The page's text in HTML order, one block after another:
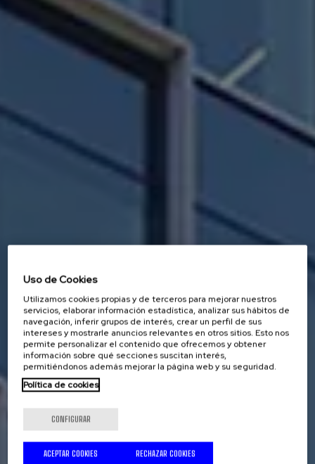
Uso de Cookies
Utilizamos cookies propias y de terceros para mejorar nuestros
servicios, elaborar información estadística, analizar sus hábitos de
navegación, inferir grupos de interés, crear un perfil de sus
intereses y mostrarle anuncios relevantes en otros sitios. Esto nos
permite personalizar el contenido que ofrecemos y obtener
información sobre qué secciones suscitan interés,
permitiéndonos además mejorar la página web y su seguridad.
Política de cookies
CONFIGURAR
RECHAZAR COOKIES
ACEPTAR COOKIES